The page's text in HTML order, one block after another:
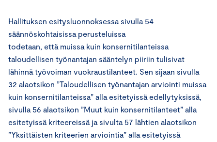
Hallituksen esitysluonnoksessa sivulla 54
säännöskohtaisissa perusteluissa
todetaan, että muissa kuin konsernitilanteissa
taloudellisen työnantajan sääntelyn piiriin tulisivat
lähinnä työvoiman vuokraustilanteet. Sen sijaan sivulla
32 alaotsikon ”Taloudellisen työnantajan arviointi muissa
kuin konsernitilanteissa” alla esitetyissä edellytyksissä,
sivulla 56 alaotsikon ”Muut kuin konsernitilanteet” alla
esitetyissä kriteereissä ja sivulta 57 lähtien alaotsikon
”Yksittäisten kriteerien arviointia” alla esitetyissä